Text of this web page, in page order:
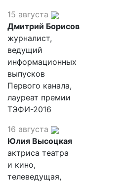
15 августа
Дмитрий Борисов
журналист,
ведущий
информационных
выпусков
Первого канала,
лауреат премии
ТЭФИ-2016
16 августа
Юлия Высоцкая
актриса театра
и кино,
телеведущая,